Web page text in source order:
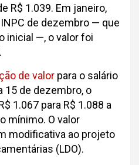
R$ 1.039. Em janeiro,
de dezembro — que
inicial —, o valor foi
de valor para o salário
15 de dezembro, o
1.067 para R$ 1.088 a
mínimo. O valor
modificativa ao projeto
(LDO).